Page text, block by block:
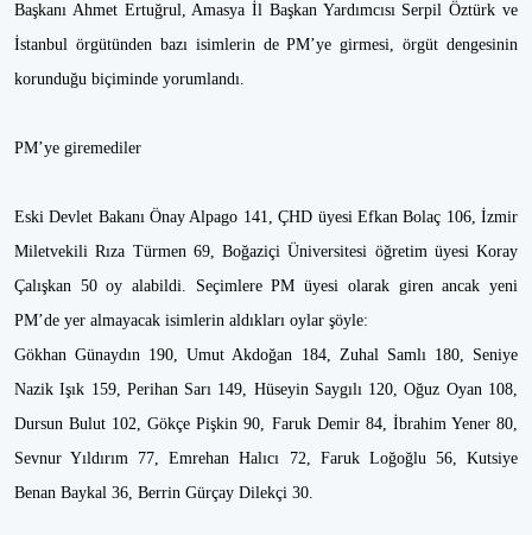
Başkanı Ahmet Ertuğrul, Amasya İl Başkan Yardımcısı Serpil Öztürk ve
İstanbul örgütünden bazı isimlerin de PM’ye girmesi, örgüt dengesinin
korunduğu biçiminde yorumlandı.
PM’ye giremediler
Eski Devlet Bakanı Önay Alpago 141, ÇHD üyesi Efkan Bolaç 106, İzmir
Miletvekili Rıza Türmen 69, Boğaziçi Üniversitesi öğretim üyesi Koray
Çalışkan 50 oy alabildi. Seçimlere PM üyesi olarak giren ancak yeni
PM’de yer almayacak isimlerin aldıkları oylar şöyle:
Gökhan Günaydın 190, Umut Akdoğan 184, Zuhal Samlı 180, Seniye
Nazik Işık 159, Perihan Sarı 149, Hüseyin Saygılı 120, Oğuz Oyan 108,
Dursun Bulut 102, Gökçe Pişkin 90, Faruk Demir 84, İbrahim Yener 80,
Sevnur Yıldırım 77, Emrehan Halıcı 72, Faruk Loğoğlu 56, Kutsiye
Benan Baykal 36, Berrin Gürçay Dilekçi 30.